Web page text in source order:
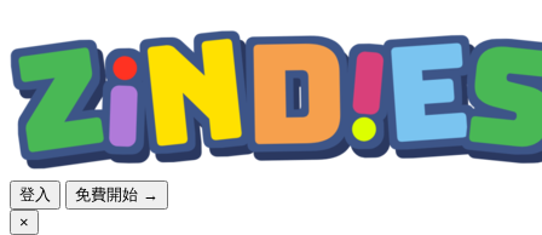
登入
免費開始 →
×